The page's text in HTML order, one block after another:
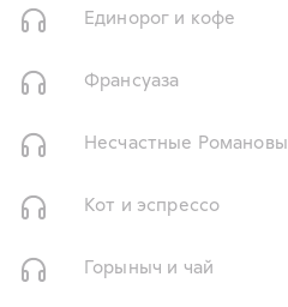
Единорог и кофе
Франсуаза
Несчастные Романовы
Кот и эспрессо
Горыныч и чай